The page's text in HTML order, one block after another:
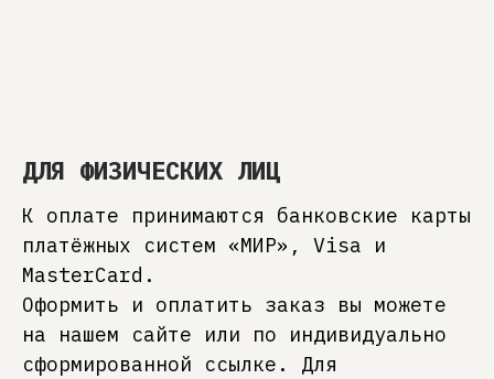
ДЛЯ ФИЗИЧЕСКИХ ЛИЦ
К оплате принимаются банковские карты
платёжных систем «МИР», Visa и
MasterCard.
Оформить и оплатить заказ вы можете
на нашем сайте или по индивидуально
сформированной ссылке. Для